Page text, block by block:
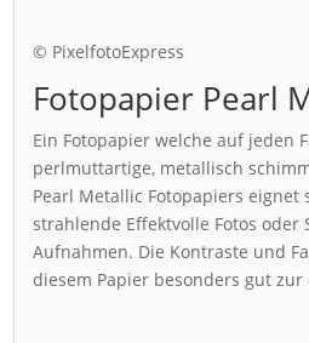
© PixelfotoExpress
Fotopapier Pearl
Ein Fotopapier welche auf jeden
perlmuttartige, metallisch
Pearl Metallic Fotopapiers
strahlende Effektvolle Fotos oder
Aufnahmen. Die Kontraste und
diesem Papier besonders gut zur